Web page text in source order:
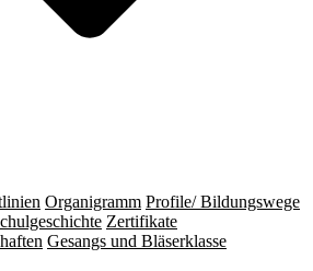
Organigramm Profile/ Bildungswege
Zertifikate
Gesangs und Bläserklasse